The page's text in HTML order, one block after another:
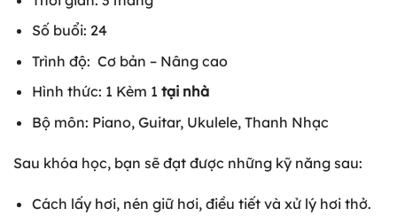
Số buổi: 24
Trình độ: Cơ bản – Nâng cao
Hình thức: 1 Kèm 1 tại nhà
Bộ môn: Piano, Guitar, Ukulele, Thanh Nhạc
Sau khóa học, bạn sẽ đạt được những kỹ năng sau:
Cách lấy hơi, nén giữ hơi, điều tiết và xử lý hơi thở.